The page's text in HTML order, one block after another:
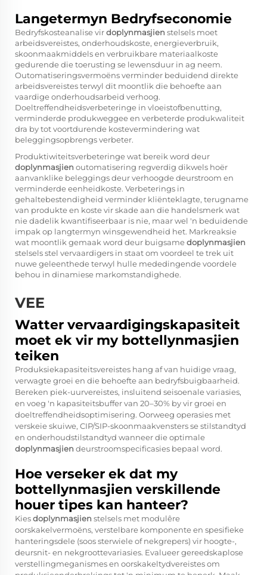
Langetermyn Bedryfseconomie
Bedryfskosteanalise virdoplynmasjien stelsels moet
arbeidsvereistes, onderhoudskoste, energieverbruik,
skoonmaakmiddels en verbruikbare materiaalkoste
gedurende die toerusting se lewensduur in ag neem.
Outomatiseringsvermoëns verminder beduidend direkte
arbeidsvereistes terwyl dit moontlik die behoefte aan
vaardige onderhoudsarbeid verhoog.
Doeltreffendheidsverbeteringe in vloeistofbenutting,
verminderde produkweggee en verbeterde produkwaliteit
dra by tot voortdurende kostevermindering wat
beleggingsopbrengs verbeter.
Produktiwiteitsverbeteringe wat bereik word deur
doplynmasjien outomatisering regverdig dikwels hoër
aanvanklike beleggings deur verhoogde deurstroom en
verminderde eenheidkoste. Verbeterings in
gehaltebestendigheid verminder kliënteklagte, terugname
van produkte en koste vir skade aan die handelsmerk wat
nie dadelik kwantifiseerbaar is nie, maar wel 'n beduidende
impak op langtermyn winsgewendheid het. Markreaksie
wat moontlik gemaak word deur buigsamedoplynmasjien
stelsels stel vervaardigers in staat om voordeel te trek uit
nuwe geleenthede terwyl hulle mededingende voordele
behou in dinamiese markomstandighede.
VEE
Watter vervaardigingskapasiteit
moet ek vir my bottellynmasjien
teiken
Produksiekapasiteitsvereistes hang af van huidige vraag,
verwagte groei en die behoefte aan bedryfsbuigbaarheid.
Bereken piek-uurvereistes, insluitend seisoenale variasies,
en voeg 'n kapasiteitsbuffer van 20–30% by vir groei en
doeltreffendheidsoptimisering. Oorweeg operasies met
verskeie skuiwe, CIP/SIP-skoonmaakvensters se stilstandtyd
en onderhoudstilstandtyd wanneer die optimale
doplynmasjien deurstroomspecificasies bepaal word.
Hoe verseker ek dat my
bottellynmasjien verskillende
houer tipes kan hanteer?
Kiesdoplynmasjien stelsels met modulêre
oorskakelvermoëns, verstelbare komponente en spesifieke
hanteringsdele (soos sterwiele of nekgrepers) vir hoogte-,
deursnit- en nekgroottevariasies. Evalueer gereedskaplose
verstellingmeganismes en oorskakeltydvereistes om